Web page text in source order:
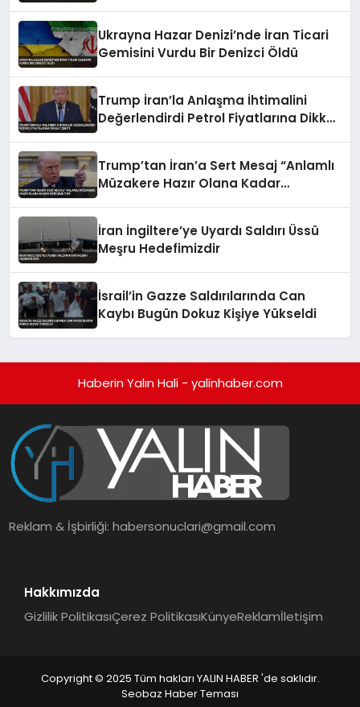
Ukrayna Hazar Denizi’nde İran Ticari
Gemisini Vurdu Bir Denizci Öldü
Trump İran’la Anlaşma İhtimalini
Değerlendirdi Petrol Fiyatlarına Dikkat
Trump’tan İran’a Sert Mesaj “Anlamlı
Müzakere Hazır Olana Kadar
İran İngiltere’ye Uyardı Saldırı Üssü
Meşru Hedefimizdir
İsrail’in Gazze Saldırılarında Can
Kaybı Bugün Dokuz Kişiye Yükseldi
Haberin Yalın Hali - yalinhaber.com
Reklam & İşbirliği:habersonuclari@gmail.com
Hakkımızda
Gizlilik PolitikasıÇerez PolitikasıKünyeReklamİletişim
Copyright © 2025 Tüm hakları YALIN HABER 'de saklıdır.
Seobaz Haber Teması